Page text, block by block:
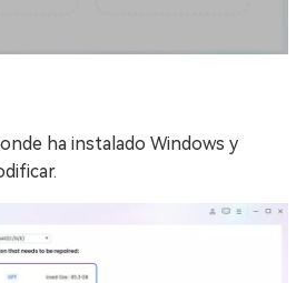
ha instalado Windows y